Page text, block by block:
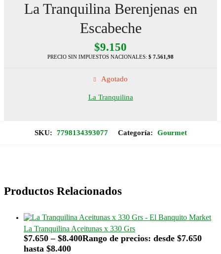
La Tranquilina Berenjenas en
Escabeche
$9.150
PRECIO SIN IMPUESTOS NACIONALES: $ 7.561,98
Agotado
La Tranquilina
SKU: 7798134393077 Categoría: Gourmet
Productos Relacionados
La Tranquilina Aceitunas x 330 Grs
$7.650 – $8.400Rango de precios: desde $7.650
hasta $8.400